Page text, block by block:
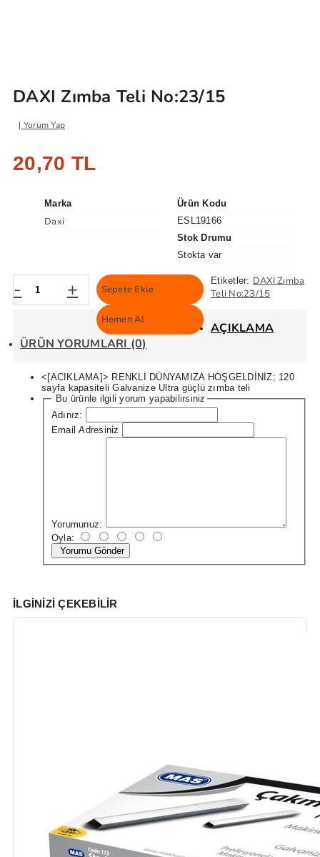
DAXI Zımba Teli No:23/15
Yorum Yap
20,70 TL
Marka
Daxi
Ürün Kodu
ESL19166
Stok Drumu
Stokta var
- + Sepete Ekle
Hemen Al
Etiketler: DAXI Zımba
Teli No:23/15
AÇIKLAMA
ÜRÜN YORUMLARI (0)
<[ACIKLAMA]> RENKLİ DÜNYAMIZA HOŞGELDİNİZ; 120
sayfa kapasiteli Galvanize Ultra güçlü zımba teli
Bu ürünle ilgili yorum yapabilirsiniz
Adınız:
Email Adresiniz
Yorumunuz:
Oyla:
Yorumu Gönder
İLGINIZI ÇEKEBILIR